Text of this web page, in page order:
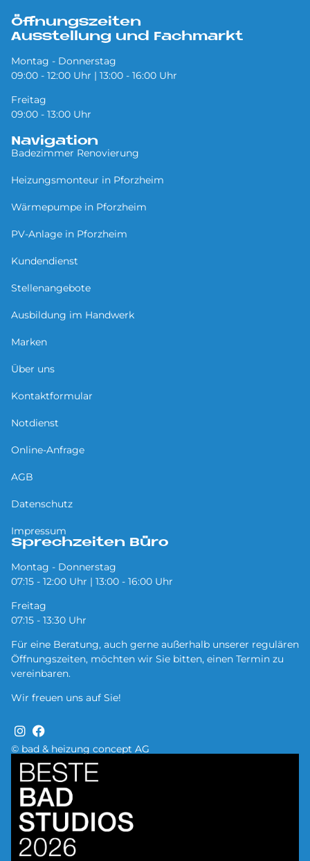
© bad & heizung concept AG
Öffnungszeiten
Ausstellung und Fachmarkt
Montag - Donnerstag
09:00 - 12:00 Uhr | 13:00 - 16:00 Uhr
Freitag
09:00 - 13:00 Uhr
Navigation
Badezimmer Renovierung
Heizungsmonteur in Pforzheim
Wärmepumpe in Pforzheim
PV-Anlage in Pforzheim
Kundendienst
Stellenangebote
Ausbildung im Handwerk
Marken
Über uns
Kontaktformular
Notdienst
Online-Anfrage
AGB
Datenschutz
Impressum
Sprechzeiten Büro
Montag - Donnerstag
07:15 - 12:00 Uhr | 13:00 - 16:00 Uhr
Freitag
07:15 - 13:30 Uhr
Für eine Beratung, auch gerne außerhalb unserer regulären
Öffnungszeiten, möchten wir Sie bitten, einen Termin zu
vereinbaren.
Wir freuen uns auf Sie!